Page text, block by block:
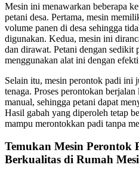
Mesin ini menawarkan beberapa
petani desa. Pertama, mesin
volume panen di desa sehingga
digunakan. Kedua, mesin ini
dan dirawat. Petani dengan sedikit
menggunakan alat ini dengan
Selain itu, mesin perontok padi ini
tenaga. Proses perontokan
manual, sehingga petani dapat
Hasil gabah yang diperoleh tetap
mampu merontokkan padi tanpa
Temukan Mesin Perontok
Berkualitas di Rumah